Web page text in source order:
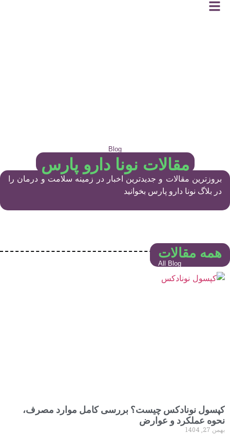
مقالات نونا دارو پارس
Blog
بروزترین مقالات و جدیدترین اخبار در زمینه سلامت و درمان را
در بلاگ نونا دارو پارس بخوانید
همه مقالات
All Blog
کپسول نونادکس چیست؟ بررسی کامل موارد مصرف،
نحوه عملکرد و عوارض
بهمن 27, 1404